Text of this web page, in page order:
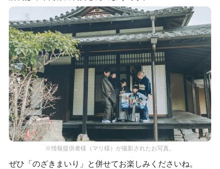
※情報提供者様（マリ様）が撮影されたお写真。
ぜひ「のざきまいり」と併せてお楽しみくださいね。